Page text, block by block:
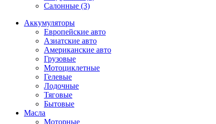
Салонные (3)
Аккумуляторы
Европейские авто
Азиатские авто
Американские авто
Грузовые
Мотоциклетные
Гелевые
Лодочные
Тяговые
Бытовые
Масла
Моторные